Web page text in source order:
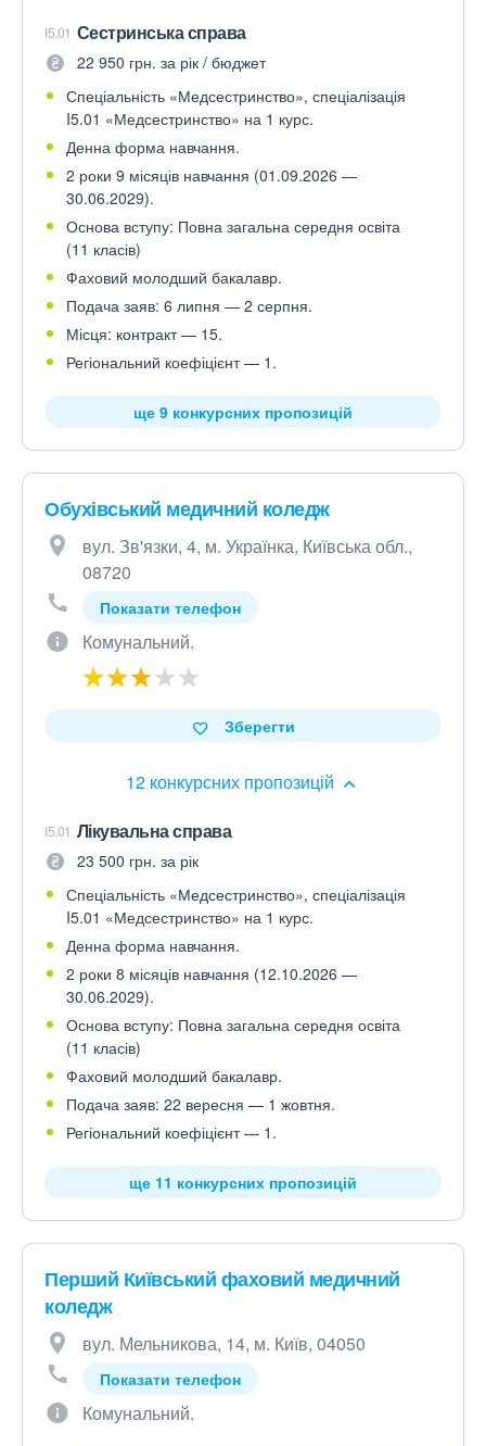
I5.01 Сестринська справа
22 950 грн. за рік / бюджет
Спеціальність «Медсестринство», спеціалізація
I5.01 «Медсестринство» на 1 курс.
Денна форма навчання.
2 роки 9 місяців навчання (01.09.2026 —
30.06.2029).
Основа вступу: Повна загальна середня освіта
(11 класів)
Фаховий молодший бакалавр.
Подача заяв: 6 липня — 2 серпня.
Місця: контракт — 15.
Регіональний коефіцієнт — 1.
ще 9 конкурсних пропозицій
Обухівський медичний коледж
вул. Зв'язки, 4, м. Українка, Київська обл.,
08720
Показати телефон
Комунальний.
12 конкурсних пропозицій
Зберегти
I5.01 Лікувальна справа
23 500 грн. за рік
Спеціальність «Медсестринство», спеціалізація
I5.01 «Медсестринство» на 1 курс.
Денна форма навчання.
2 роки 8 місяців навчання (12.10.2026 —
30.06.2029).
Основа вступу: Повна загальна середня освіта
(11 класів)
Фаховий молодший бакалавр.
Подача заяв: 22 вересня — 1 жовтня.
Регіональний коефіцієнт — 1.
ще 11 конкурсних пропозицій
Перший Київський фаховий медичний
коледж
вул. Мельникова, 14, м. Київ, 04050
Показати телефон
Комунальний.